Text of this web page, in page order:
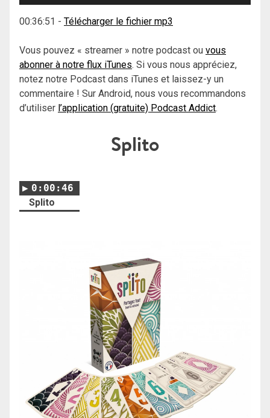
00:36:51 - Télécharger le fichier mp3
Vous pouvez « streamer » notre podcast ou vous
abonner à notre flux iTunes. Si vous nous appréciez,
notez notre Podcast dans iTunes et laissez-y un
commentaire ! Sur Android, nous vous recommandons
d’utiliser l’application (gratuite) Podcast Addict.
Splito
0:00:46
Splito